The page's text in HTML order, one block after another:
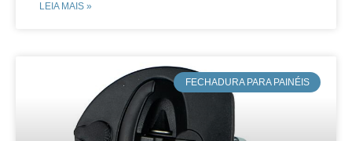
LEIA MAIS »
​FECHADURA PARA PAINÉIS